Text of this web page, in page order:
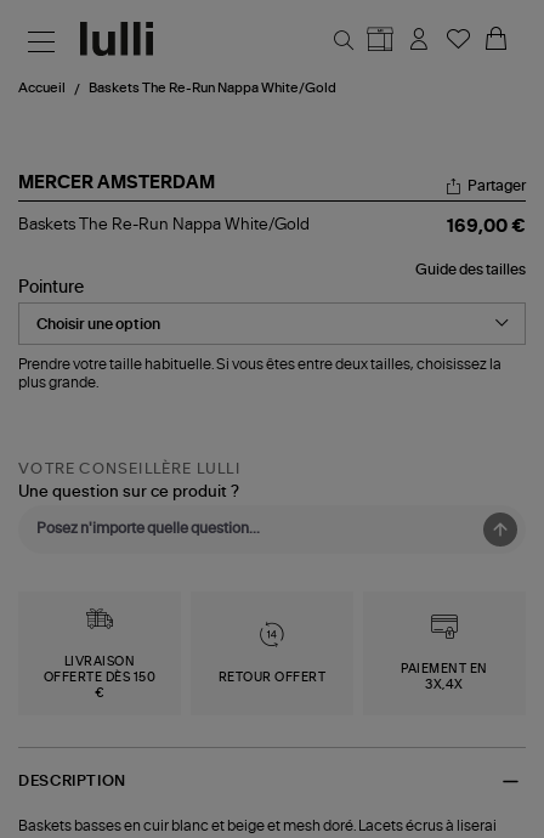
Accueil Baskets The Re-Run Nappa White/Gold
MERCER AMSTERDAM
Baskets
Run
Nappa
White/Gold
Partager
Baskets The Re-Run Nappa White/Gold 169,00 €
Guide des tailles
Pointure
Prendre votre taille habituelle. Si vous êtes entre deux tailles, choisissez la
plus grande.
VOTRE CONSEILLÈRE LULLI
Une question sur ce produit ?
LIVRAISON
OFFERTE DÈS 150
€
RETOUR OFFERT
PAIEMENT EN
3X,4X
DESCRIPTION
Baskets basses en cuir blanc et beige et mesh doré. Lacets écrus à liserai